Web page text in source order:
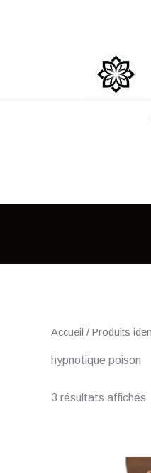
Accueil / Produits
hypnotique poison
3 résultats affichés